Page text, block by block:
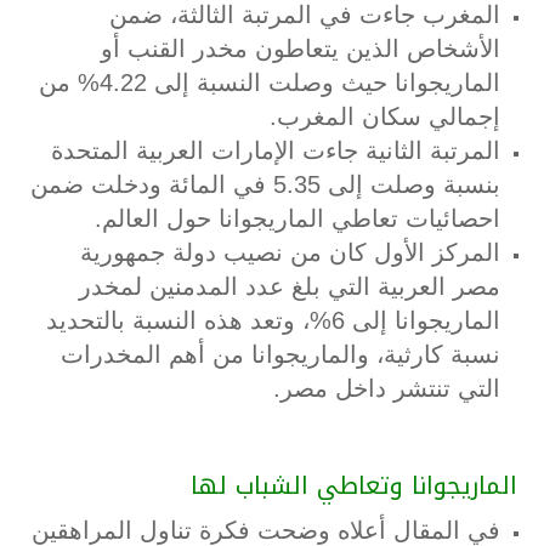
المغرب جاءت في المرتبة الثالثة، ضمن
الأشخاص الذين يتعاطون مخدر القنب أو
الماريجوانا حيث وصلت النسبة إلى 4.22% من
إجمالي سكان المغرب.
المرتبة الثانية جاءت الإمارات العربية المتحدة
بنسبة وصلت إلى 5.35 في المائة ودخلت ضمن
احصائيات تعاطي الماريجوانا حول العالم.
المركز الأول كان من نصيب دولة جمهورية
مصر العربية التي بلغ عدد المدمنين لمخدر
الماريجوانا إلى 6%، وتعد هذه النسبة بالتحديد
نسبة كارثية، والماريجوانا من أهم المخدرات
التي تنتشر داخل مصر.
الماريجوانا وتعاطي الشباب لها
في المقال أعلاه وضحت فكرة تناول المراهقين